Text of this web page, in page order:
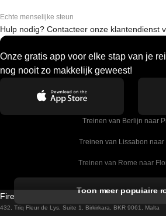
Echte menselijke steun
Hulp nodig? Contacteer onze klantendienst
Onze gratis app voor elke stap van je
nog nooit zo makkelijk geweest!
Treinen van Berlijn naar
Treinen van Lissabon naar
Treinen van Rome naar
Treinen van Sevilla naar
Toon meer populaire
Firebird GT Limited (OC 1451)
432, Triq Fleur de Lys, Suite 1, Birkirkara, BKR 9061, Malta